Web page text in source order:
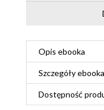
Opis ebooka
Szczegółyebooka
Dostępność